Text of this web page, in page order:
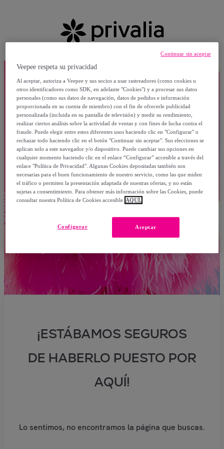
¡ESTÁBAMOS SEGUROS
DE HABERLO PUESTO POR
AQUÍ!
Lo sentimos, no encontramos la página que buscas.
Veepee respeta su privacidad
Al aceptar, autoriza a Veepee y sus socios a usar rastreadores (como cookies u
otros identificadores como SDK, en adelante "Cookies") y a procesar sus datos
personales (como sus datos de navegación, datos de pedidos e información
proporcionada en su cuenta de miembro) con el fin de ofrecerle publicidad
personalizada (incluida en su pantalla de televisión) y medir su rendimiento,
realizar ciertos análisis sobre la actividad de ventas y con fines de lucha contra el
fraude. Puede elegir entre estos diferentes usos haciendo clic en "Configurar" o
rechazar todo haciendo clic en el botón "Continuar sin aceptar". Sus elecciones se
aplican solo a este navegador y/o dispositivo. Puede cambiar sus opciones en
cualquier momento haciendo clic en el enlace “Configurar” accesible a través del
enlace "Política de Privacidad". Algunas Cookies depositadas también son
necesarias para el buen funcionamiento de nuestro servicio, como las que miden
el tráfico o permiten la presentación adaptada de nuestras ofertas, y no están
sujetas a consentimiento. Para obtener más información sobre las Cookies, puede
consultar nuestra Política de Cookies accesible AQUÍ.
Aceptar
Configurar
Continuar sin aceptar